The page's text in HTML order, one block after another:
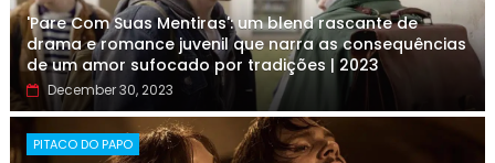
'Pare Com Suas Mentiras': um blend rascante de
drama e romance juvenil que narra as consequências
de um amor sufocado por tradições | 2023
December 30, 2023
PITACO DO PAPO